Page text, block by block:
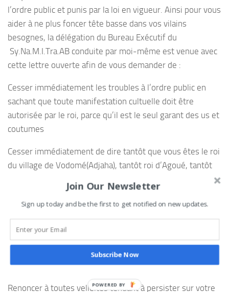
l’ordre public et punis par la loi en vigueur. Ainsi pour vous
aider à ne plus foncer tête basse dans vos vilains
besognes, la délégation du Bureau Exécutif du
Sy.Na.M.I.Tra.AB conduite par moi-même est venue avec
cette lettre ouverte afin de vous demander de :
Cesser immédiatement les troubles à l’ordre public en
sachant que toute manifestation cultuelle doit être
autorisée par le roi, parce qu’il est le seul garant des us et
coutumes
Cesser immédiatement de dire tantôt que vous êtes le roi
du village de Vodomé(Adjaha), tantôt roi d’Agoué, tantôt
Faire immédiatement et dans les 72 heures, enlever les
vous êtes roi
Savoir désormais que seul le roi autorise les cérémonies
cultuelles et en informe les autorités administratives
Renoncer à toutes velléités tendant à persister sur votre
Join Our Newsletter
Sign up today and be the first to get notified on new updates.
Subscribe Now